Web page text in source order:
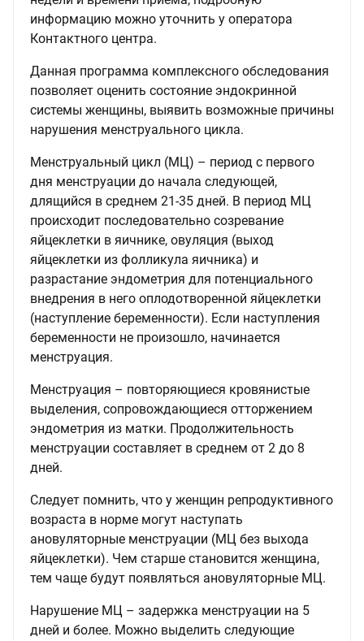
информацию можно уточнить у оператора
Контактного центра.
Данная программа комплексного обследования
позволяет оценить состояние эндокринной
системы женщины, выявить возможные причины
нарушения менструального цикла.
Менструальный цикл (МЦ) – период с первого
дня менструации до начала следующей,
длящийся в среднем 21-35 дней. В период МЦ
происходит последовательно созревание
яйцеклетки в яичнике, овуляция (выход
яйцеклетки из фолликула яичника) и
разрастание эндометрия для потенциального
внедрения в него оплодотворенной яйцеклетки
(наступление беременности). Если наступления
беременности не произошло, начинается
менструация.
Менструация – повторяющиеся кровянистые
выделения, сопровождающиеся отторжением
эндометрия из матки. Продолжительность
менструации составляет в среднем от 2 до 8
дней.
Следует помнить, что у женщин репродуктивного
возраста в норме могут наступать
ановуляторные менструации (МЦ без выхода
яйцеклетки). Чем старше становится женщина,
тем чаще будут появляться ановуляторные МЦ.
Нарушение МЦ – задержка менструации на 5
дней и более. Можно выделить следующие